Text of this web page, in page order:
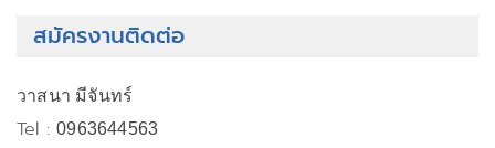
สมัครงานติดต่อ
วาสนา มีจันทร์
Tel :0963644563